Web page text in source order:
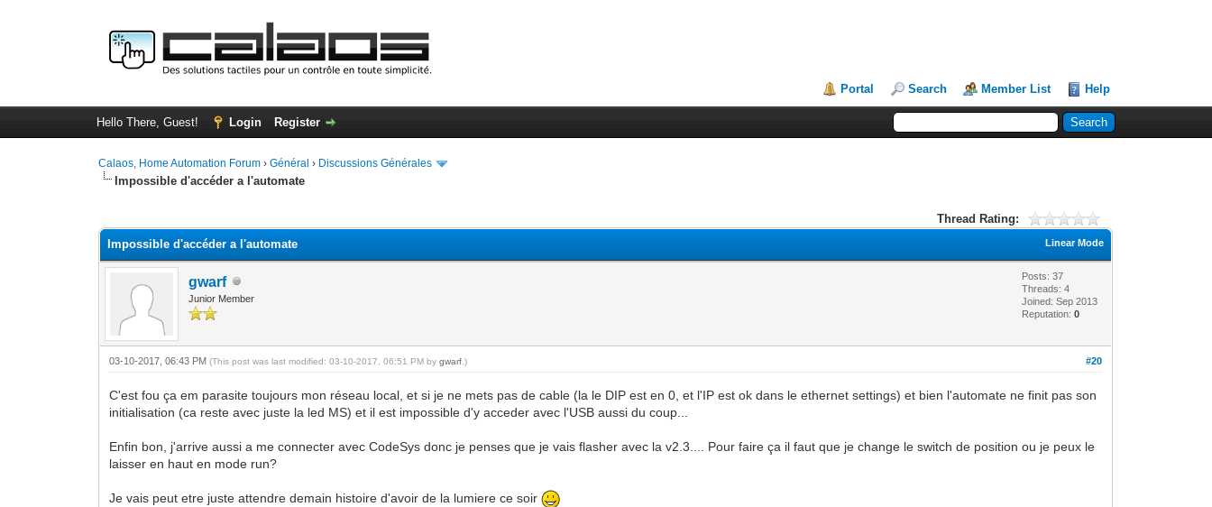
Portal Search Member List Help
Hello There, Guest! Login Register
Calaos, Home Automation Forum ›Général › Discussions Générales
Impossible d'accéder a l'automate
Thread Rating:
Linear Mode
Impossible d'accéder a l'automate
gwarf
Junior Member
Posts: 37
Threads: 4
Joined: Sep 2013
Reputation:0
#20
03-10-2017, 06:43 PM(This post was last modified: 03-10-2017, 06:51 PM bygwarf .)
C'est fou ça em parasite toujours mon réseau local, et si je ne mets pas de cable (la le DIP est en 0, et l'IP est ok dans le ethernet settings) et bien l'automate ne finit pas son
initialisation (ca reste avec juste la led MS) et il est impossible d'y acceder avec l'USB aussi du coup...
Enfin bon, j'arrive aussi a me connecter avec CodeSys donc je penses que je vais flasher avec la v2.3.... Pour faire ça il faut que je change le switch de position ou je peux le
laisser en haut en mode run?
Je vais peut etre juste attendre demain histoire d'avoir de la lumiere ce soir